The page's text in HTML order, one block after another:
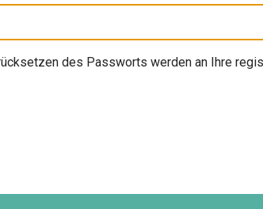
des Passworts werden an Ihre